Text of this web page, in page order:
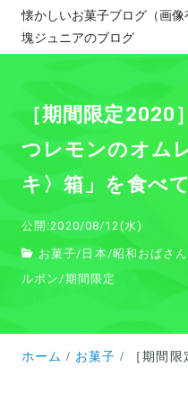
懐かしいお菓子ブログ（画
塊ジュニアのブログ
［期間限定
つレモンのオム
キ〉箱」を食べ
公開:2020/08/12(水)
お菓子/ 日本/昭和おばさ
ルボン /期間限定
ホーム お菓子 ［期間限定2020］ブル